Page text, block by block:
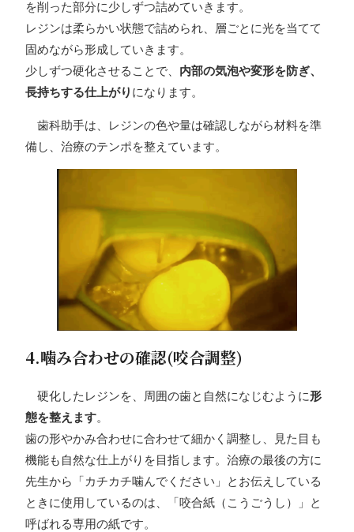
を削った部分に少しずつ詰めていきます。
レジンは柔らかい状態で詰められ、層ごとに光を当てて
固めながら形成していきます。
少しずつ硬化させることで、 内部の気泡や変形を防ぎ、
長持ちする仕上がり になります。
歯科助手は、レジンの色や量は確認しながら材料を準
備し、治療のテンポを整えています。
4.噛み合わせの確認(咬合調整)
硬化したレジンを、周囲の歯と自然になじむように形
態を整えます。
歯の形やかみ合わせに合わせて細かく調整し、見た目も
機能も自然な仕上がりを目指します。治療の最後の方に
先生から「カチカチ噛んでください」とお伝えしている
ときに使用しているのは、「咬合紙（こうごうし）」と
呼ばれる専用の紙です。